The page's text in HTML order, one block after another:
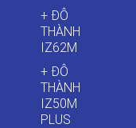
+ ĐÔ
THÀNH
IZ62M
+ ĐÔ
THÀNH
IZ50M
PLUS